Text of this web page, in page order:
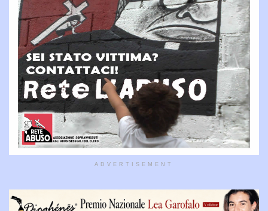
ADVERTISEMENT